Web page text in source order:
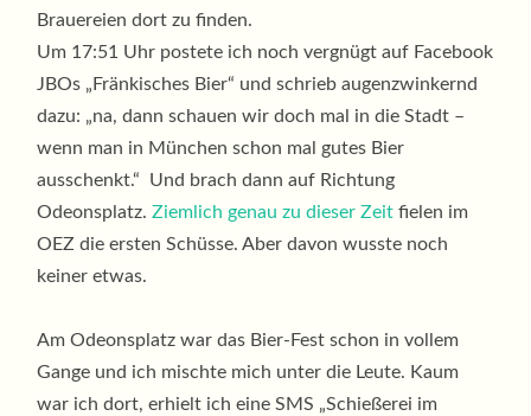
Brauereien dort zu finden.
Um 17:51 Uhr postete ich noch vergnügt auf Facebook
JBOs „Fränkisches Bier“ und schrieb augenzwinkernd
dazu: „na, dann schauen wir doch mal in die Stadt –
wenn man in München schon mal gutes Bier
ausschenkt.“ Und brach dann auf Richtung
Odeonsplatz.Ziemlich genau zu dieser Zeit fielen im
OEZ die ersten Schüsse. Aber davon wusste noch
keiner etwas.
Am Odeonsplatz war das Bier-Fest schon in vollem
Gange und ich mischte mich unter die Leute. Kaum
war ich dort, erhielt ich eine SMS „Schießerei im